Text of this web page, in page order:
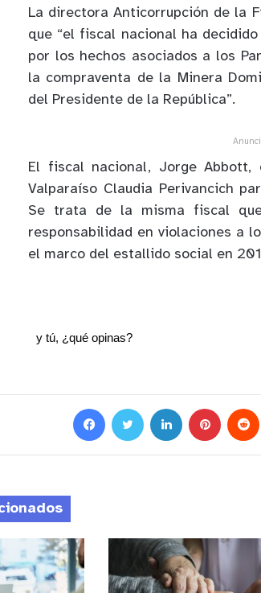
La directora Anticorrupción de la
que “el fiscal nacional ha
por los hechos asociados a los
la compraventa de la Minera
del Presidente de la República”.
El fiscal nacional, Jorge
Valparaíso Claudia Perivancich
Se trata de la misma fiscal
responsabilidad en violaciones a
el marco del estallido social en
y tú, ¿qué opinas?